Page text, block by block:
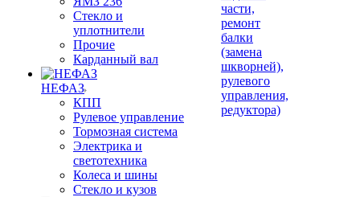
Стекло и
уплотнители
Прочие
Карданный вал
НЕФАЗ
КПП
Рулевое управление
Тормозная система
Электрика и
светотехника
Колеса и шины
Стекло и кузов
части,
ремонт
балки
(замена
шкворней),
рулевого
управления,
редуктора)